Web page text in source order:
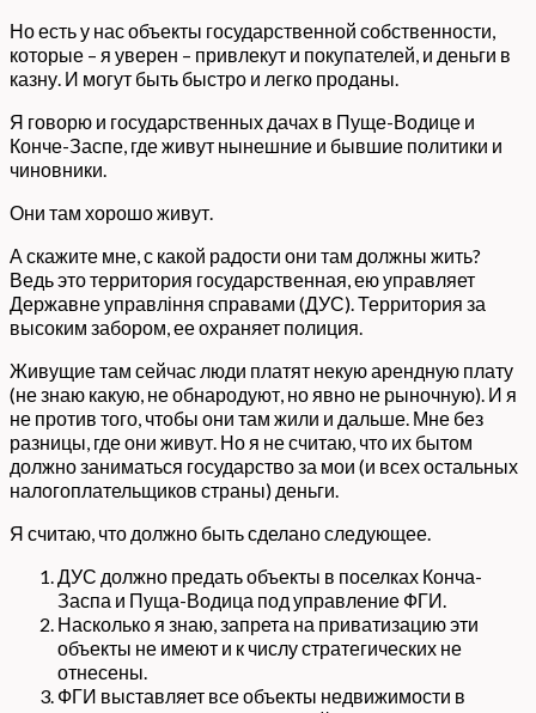
Но есть у нас объекты государственной собственности,
которые – я уверен – привлекут и покупателей, и деньги в
казну. И могут быть быстро и легко проданы.
Я говорю и государственных дачах в Пуще-Водице и
Конче-Заспе, где живут нынешние и бывшие политики и
чиновники.
Они там хорошо живут.
А скажите мне, с какой радости они там должны жить?
Ведь это территория государственная, ею управляет
Державне управління справами (ДУС). Территория за
высоким забором, ее охраняет полиция.
Живущие там сейчас люди платят некую арендную плату
(не знаю какую, не обнародуют, но явно не рыночную). И я
не против того, чтобы они там жили и дальше. Мне без
разницы, где они живут. Но я не считаю, что их бытом
должно заниматься государство за мои (и всех остальных
налогоплательщиков страны) деньги.
Я считаю, что должно быть сделано следующее.
ДУС должно предать объекты в поселках Конча-
Заспа и Пуща-Водица под управление ФГИ.
Насколько я знаю, запрета на приватизацию эти
объекты не имеют и к числу стратегических не
отнесены.
ФГИ выставляет все объекты недвижимости в